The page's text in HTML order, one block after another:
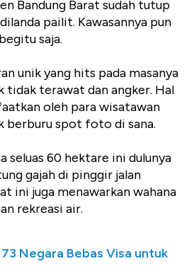
Bandung Barat sudah tutup
pailit. Kawasannya pun
saja.
unik yang hits pada masanya
tidak terawat dan angker. Hal
oleh para wisatawan
berburu spot foto di sana.
seluas 60 hektare ini dulunya
gajah di pinggir jalan
ini juga menawarkan wahana
rekreasi air.
Negara Bebas Visa untuk